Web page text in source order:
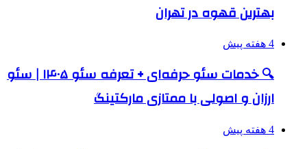
بهترین قهوه در تهران
4 هفته پیش
🔍 خدمات سئو حرفه‌ای + تعرفه سئو ۱۴۰۵ | سئو
ارزان و اصولی با ممتازی مارکتینگ
4 هفته پیش